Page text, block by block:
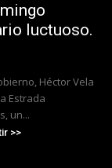
luctuoso.
Héctor Vela
Estrada
un...
>>